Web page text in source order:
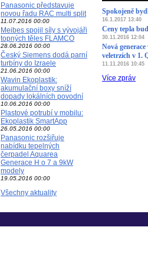
Panasonic představuje
novou řadu RAC multi split
11.07.2016 00:00
Meibes spojil síly s vývojáři
topných těles FLAMCO
28.06.2016 00:00
Český Siemens dodá parní
turbíny do Izraele
21.06.2016 00:00
Wavin Ekoplastik:
akumulační boxy sníží
dopady lokálních povodní
10.06.2016 00:00
Plastové potrubí v mobilu:
Ekoplastik SmartApp
26.05.2016 00:00
Panasonic rozšiřuje
nabídku tepelných
čerpadel Aquarea
Generace H o 7 a 9kW
modely
19.05.2016 00:00
Všechny aktuality
Spokojeně
16.1.2017 13:40
Ceny tepla
30.11.2016 12:04
Nová
veletrzích v 1.
11.11.2016 10:45
Více zpráv